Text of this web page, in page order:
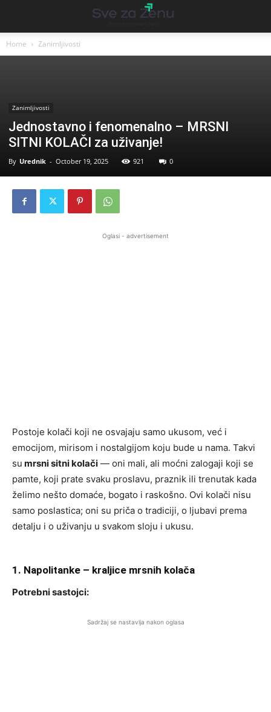
Home Zanimljivosti
Zanimljivosti
Jednostavno i fenomenalno – MRSNI
SITNI KOLAČI za uživanje!
By Urednik - October 19, 2025 921 0
Oglasi - advertisement
Postoje kolači koji ne osvajaju samo ukusom, već i
emocijom, mirisom i nostalgijom koju bude u nama. Takvi
su mrsni sitni kolači — oni mali, ali moćni zalogaji koji se
pamte, koji prate svaku proslavu, praznik ili trenutak kada
želimo nešto domaće, bogato i raskošno. Ovi kolači nisu
samo poslastica; oni su priča o tradiciji, o ljubavi prema
detalju i o uživanju u svakom sloju i ukusu.
1. Napolitanke – kraljice mrsnih kolača
Potrebni sastojci:
Sadržaj se nastavlja nakon oglasa